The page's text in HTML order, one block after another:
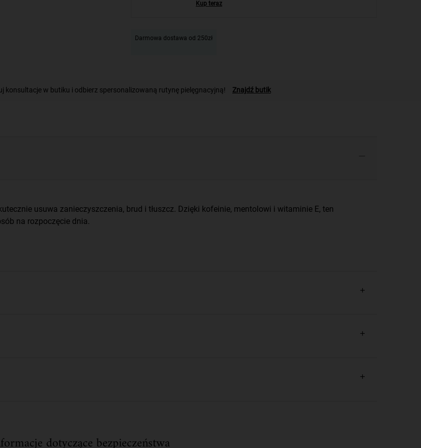
Kup teraz
Darmowa dostawa od 250zł
konsultacje w butiku i odbierz spersonalizowaną rutynę pielęgnacyjną! Znajdź butik
usuwa zanieczyszczenia, brud i tłuszcz. Dzięki kofeinie, mentolowi i witaminie E, ten
na rozpoczęcie dnia.
dotyczące bezpieczeństwa